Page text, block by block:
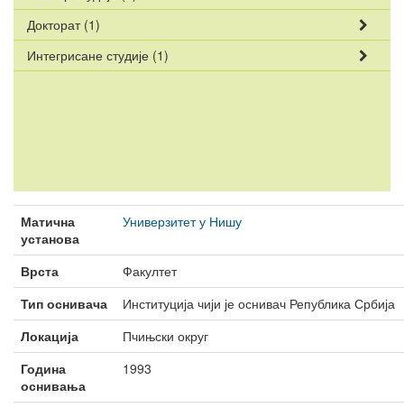
Докторат (1)
Интегрисане студије (1)
Матична
установа
Универзитет у Нишу
Врста
Факултет
Тип оснивача
Институција чији је оснивач Република Србија
Локација
Пчињски округ
Година
оснивања
1993